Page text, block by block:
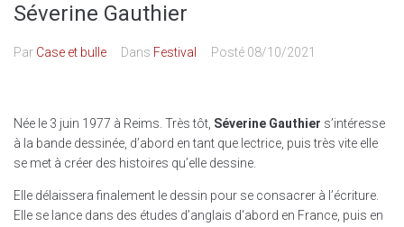
Séverine Gauthier
Par Case et bulle Dans Festival Posté 08/10/2021
Née le 3 juin 1977 à Reims. Très tôt, Séverine Gauthier s’intéresse
à la bande dessinée, d’abord en tant que lectrice, puis très vite elle
se met à créer des histoires qu’elle dessine.
Elle délaissera finalement le dessin pour se consacrer à l’écriture.
Elle se lance dans des études d’anglais d‘abord en France, puis en